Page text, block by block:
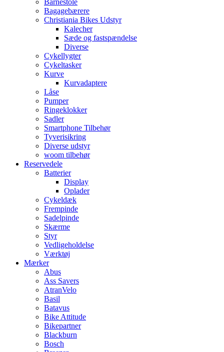
Barnestole
Bagagebærere
Christiania Bikes Udstyr
Kalecher
Sæde og fastspændelse
Diverse
Cykellygter
Cykeltasker
Kurve
Kurvadaptere
Låse
Pumper
Ringeklokker
Sadler
Smartphone Tilbehør
Tyverisikring
Diverse udstyr
woom tilbehør
Reservedele
Batterier
Display
Oplader
Cykeldæk
Frempinde
Sadelpinde
Skærme
Styr
Vedligeholdelse
Værktøj
Mærker
Abus
Ass Savers
AtranVelo
Basil
Batavus
Bike Attitude
Bikepartner
Blackburn
Bosch